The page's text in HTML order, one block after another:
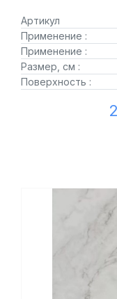
Артикул
Применение :
Применение :
Размер, см :
Поверхность :